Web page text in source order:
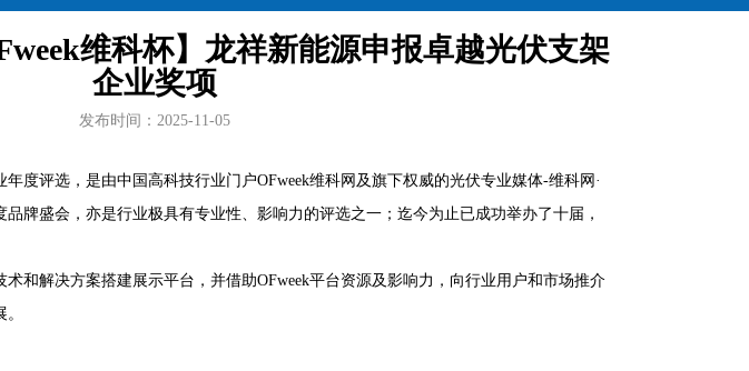
维科杯】龙祥新能源申报卓越光伏支架
企业奖项
发布时间：2025-11-05
年度评选，是由中国高科技行业门户OFweek维科网及旗下权威的光伏专业媒体-维科网·
牌盛会，亦是行业极具有专业性、影响力的评选之一；迄今为止已成功举办了十届，
和解决方案搭建展示平台，并借助OFweek平台资源及影响力，向行业用户和市场推介